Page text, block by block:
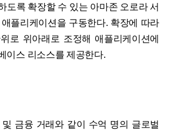
도록 확장할 수 있는 아마존 오로라 서
플리케이션을 구동한다. 확장에 따라
로 위아래로 조정해 애플리케이션에
이스 리소스를 제공한다.
금융 거래와 같이 수억 명의 글로벌